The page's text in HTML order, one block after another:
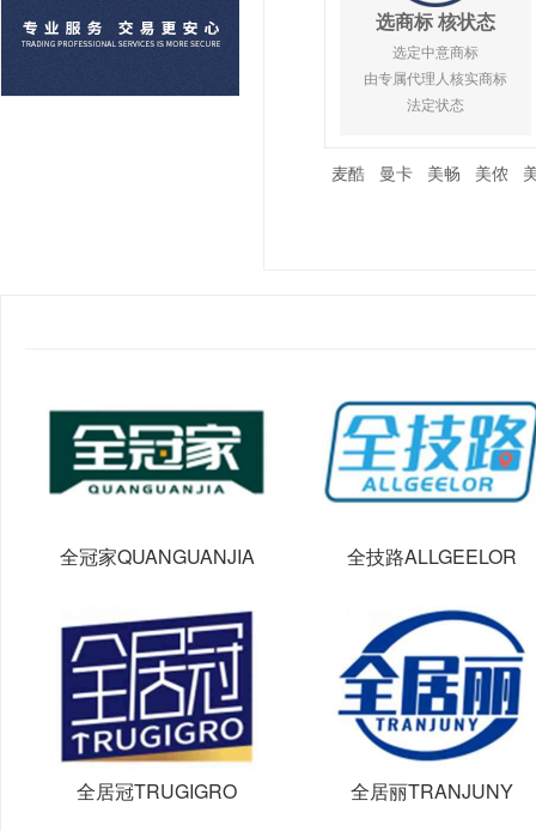
选商标 核状态
选定中意商标
由专属代理人核实商标
法定状态
麦酷 曼卡 美畅 美侬
全冠家QUANGUANJIA 全技路ALLGEELOR
全居冠TRUGIGRO 全居丽TRANJUNY